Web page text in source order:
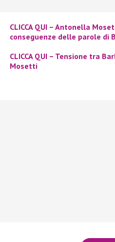
CLICCA QUI – Antonella
conseguenze delle parole di
CLICCA QUI – Tensione tra
Mosetti